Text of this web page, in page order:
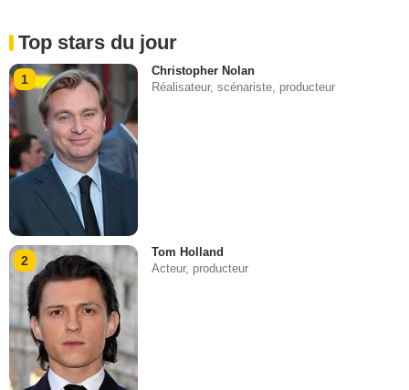
Top stars du jour
1
Christopher Nolan
Réalisateur, scénariste, producteur
2
Tom Holland
Acteur, producteur